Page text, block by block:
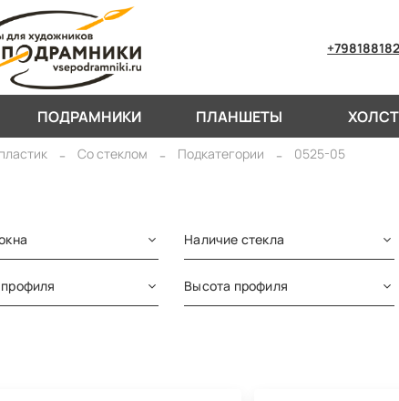
ПОДРАМНИКИ ПЛАНШЕТЫ
Со стеклом Подкатегории 0525-05
Наличие стекла
Высота профиля